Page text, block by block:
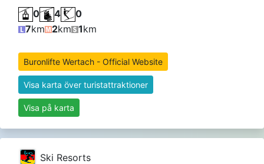
0 4
0
7km 2km 1km
Buronlifte Wertach - Official Website
Visa karta över turistattraktioner
Visa på karta
Ski Resorts